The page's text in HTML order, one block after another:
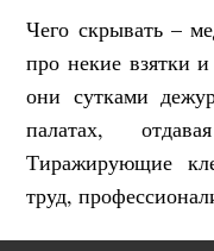
Чего скрывать –
про некие взятки
они сутками
палатах,
Тиражирующие
труд,